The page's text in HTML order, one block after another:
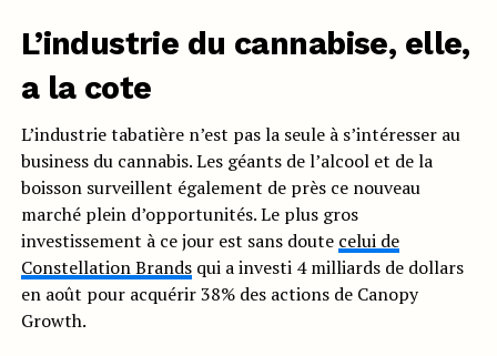
L’industrie du cannabise, elle,
a la cote
L’industrie tabatière n’est pas la seule à s’intéresser au
business du cannabis. Les géants de l’alcool et de la
boisson surveillent également de près ce nouveau
marché plein d’opportunités. Le plus gros
investissement à ce jour est sans doute celui de
Constellation Brandsqui a investi 4 milliards de dollars
en août pour acquérir 38% des actions de Canopy
Growth.